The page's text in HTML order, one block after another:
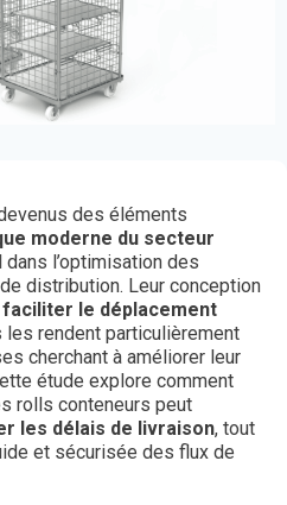
des éléments
moderne du secteur
dans l’optimisation des
distribution. Leur conception
faciliter le déplacement
rendent particulièrement
cherchant à améliorer leur
étude explore comment
rolls conteneurs peut
les délais de livraison, tout
et sécurisée des flux de